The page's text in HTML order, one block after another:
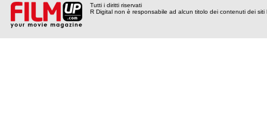
Tutti i diritti riservati
R Digital non è responsabile ad alcun titolo dei contenuti dei siti